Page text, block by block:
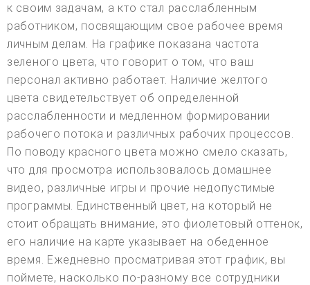
к своим задачам, а кто стал расслабленным
работником, посвящающим свое рабочее время
личным делам. На графике показана частота
зеленого цвета, что говорит о том, что ваш
персонал активно работает. Наличие желтого
цвета свидетельствует об определенной
расслабленности и медленном формировании
рабочего потока и различных рабочих процессов.
По поводу красного цвета можно смело сказать,
что для просмотра использовалось домашнее
видео, различные игры и прочие недопустимые
программы. Единственный цвет, на который не
стоит обращать внимание, это фиолетовый оттенок,
его наличие на карте указывает на обеденное
время. Ежедневно просматривая этот график, вы
поймете, насколько по-разному все сотрудники